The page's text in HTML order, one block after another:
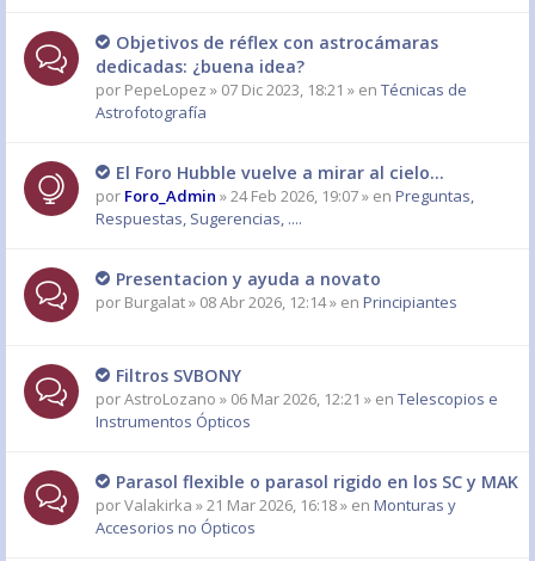
Objetivos de réflex con astrocámaras
dedicadas: ¿buena idea?
por PepeLopez » 07 Dic 2023, 18:21 » en Técnicas de
Astrofotografía
El Foro Hubble vuelve a mirar al cielo...
por Foro_Admin » 24 Feb 2026, 19:07 » en Preguntas,
Respuestas, Sugerencias, ....
Presentacion y ayuda a novato
por Burgalat» 08 Abr 2026, 12:14 » en Principiantes
Filtros SVBONY
porAstroLozano » 06 Mar 2026, 12:21 » en Telescopios e
Instrumentos Ópticos
Parasol flexible o parasol rigido en los SC y MAK
porValakirka » 21 Mar 2026, 16:18 » en Monturas y
Accesorios no Ópticos